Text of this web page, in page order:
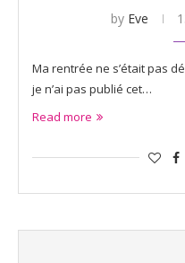
by Eve
Ma rentrée ne s’était pas
je n’ai pas publié cet…
Read more